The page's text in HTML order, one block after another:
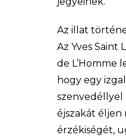
Az illat
Az Yves Saint
de L’Homme
hogy egy
szenvedéllyel
éjszakát éljen
érzékiségét,